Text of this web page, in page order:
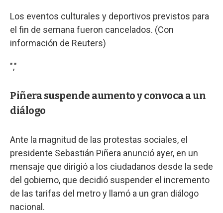
Los eventos culturales y deportivos previstos para
el fin de semana fueron cancelados. (Con
información de Reuters)
","
Piñera suspende aumento y convoca a un
diálogo
Ante la magnitud de las protestas sociales, el
presidente Sebastián Piñera anunció ayer, en un
mensaje que dirigió a los ciudadanos desde la sede
del gobierno, que decidió suspender el incremento
de las tarifas del metro y llamó a un gran diálogo
nacional.